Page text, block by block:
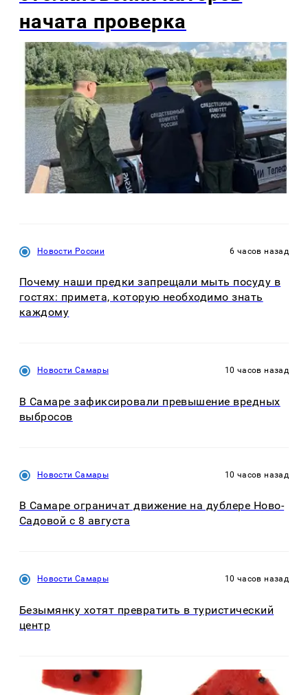
начата проверка
Новости России 6 часов назад
Почему наши предки запрещали мыть посуду в
гостях: примета, которую необходимо знать
каждому
Новости Самары 10 часов назад
В Самаре зафиксировали превышение вредных
выбросов
Новости Самары 10 часов назад
В Самаре ограничат движение на дублере Ново-
Садовой с 8 августа
Новости Самары 10 часов назад
Безымянку хотят превратить в туристический
центр